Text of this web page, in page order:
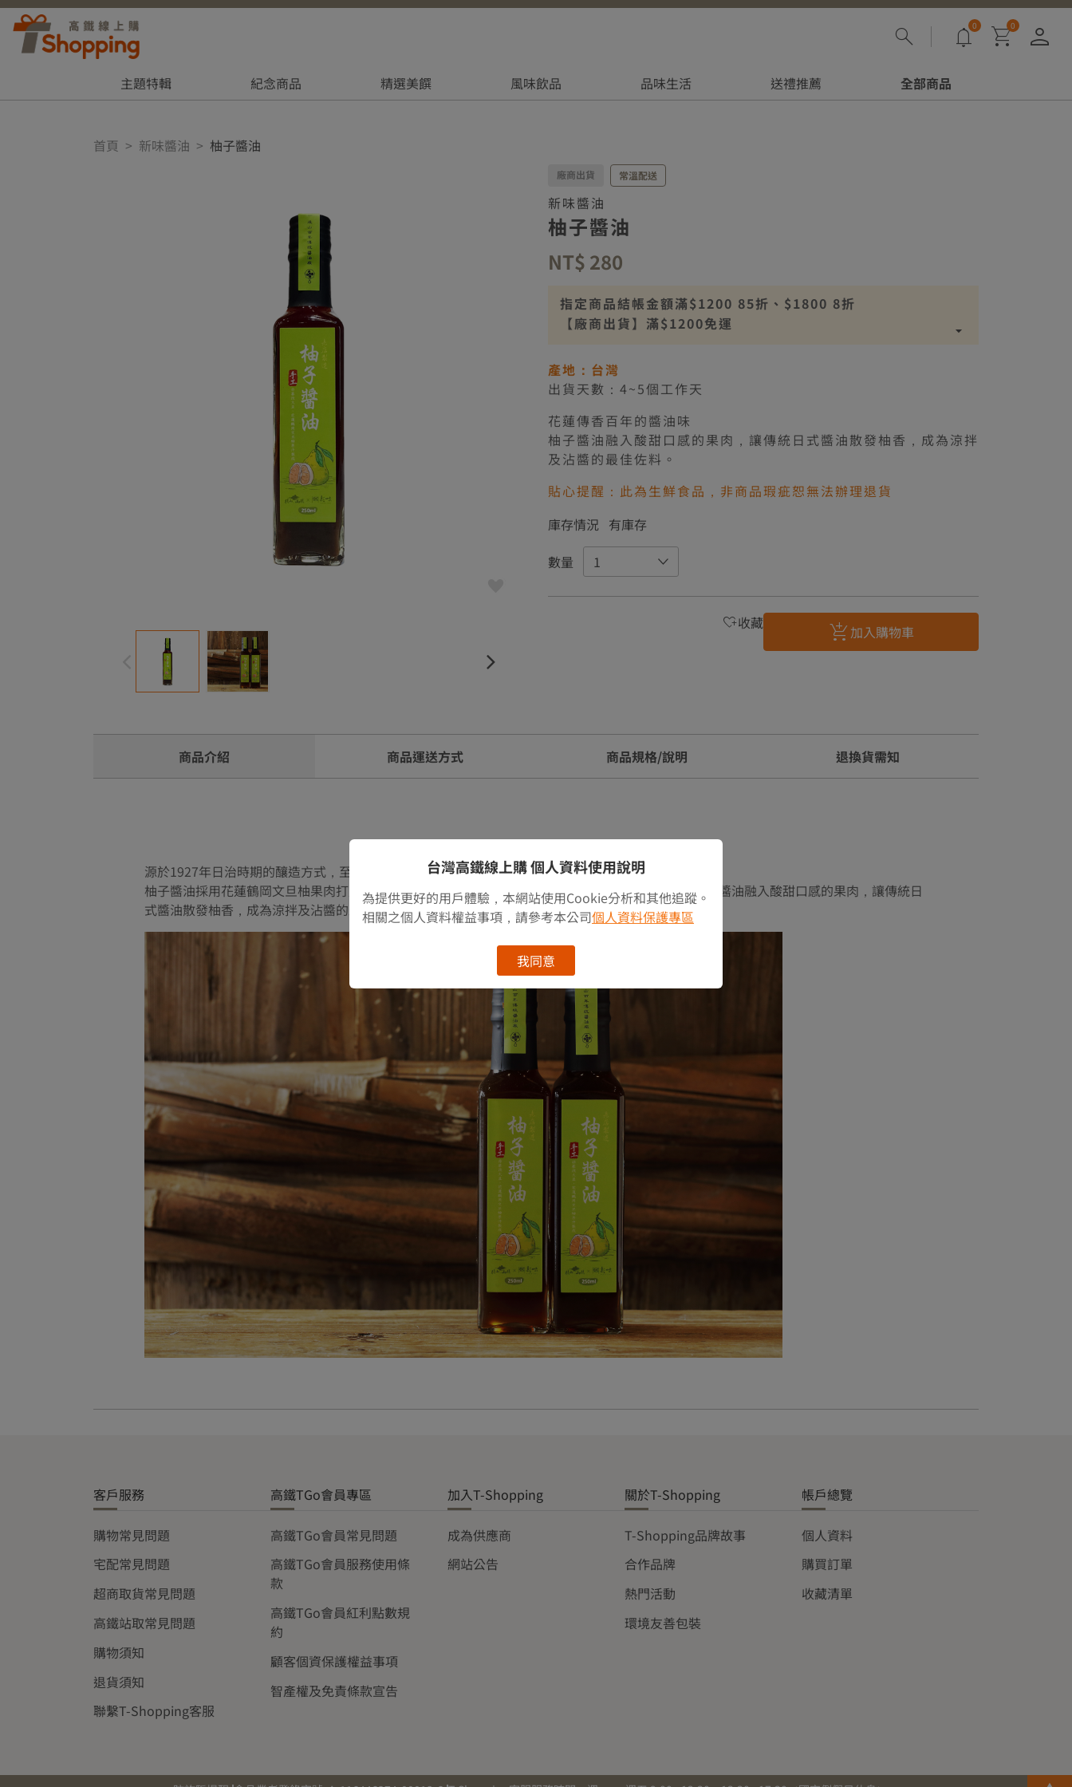
0 0 登
主題特輯 紀念商品 精選美饌 風味飲品 品味生活 送禮推薦 全部商品
首頁 新味醬油 柚子醬油
廠商出貨 常溫配送
新味醬油
柚子醬油
NT$ 280
指定商品結帳金額滿$1200 85折、$1800 8折
【廠商出貨】滿$1200免運
產地：台灣
出貨天數：4~5個工作天
花蓮傳香百年的醬油味
柚子醬油融入酸甜口感的果肉，讓傳統日式醬油散發柚香，成為涼拌
及沾醬的最佳佐料。
貼心提醒：此為生鮮食品，非商品瑕疵恕無法辦理退貨
庫存情況 有庫存
數量
收藏 加入購物車
商品介紹 商品運送方式 商品規格/說明 退換貨需知
源於1927年日治時期的釀造方式，至今依舊堅持傳統釀造技術。
柚子醬油採用花蓮鶴岡文旦柚果肉打成果汁所調配而成，無添加任何色素或甜味劑等成分所製成，柚子醬油融入酸甜口感的果肉，讓傳統日
式醬油散發柚香，成為涼拌及沾醬的最佳佐料，為即將到來的夏天，帶來清爽的口感。
客戶服務
購物常見問題
宅配常見問題
超商取貨常見問題
高鐵站取常見問題
購物須知
退貨須知
聯繫T-Shopping客服
高鐵TGo會員專區
高鐵TGo會員常見問題
高鐵TGo會員服務使用條
款
高鐵TGo會員紅利點數規
約
顧客個資保護權益事項
智產權及免責條款宣告
加入T-Shopping
成為供應商
網站公告
關於T-Shopping
T-Shopping品牌故事
合作品牌
熱門活動
環境友善包裝
帳戶總覽
個人資料
購買訂單
收藏清單
台灣高鐵線上購 個人資料使用說明
為提供更好的用戶體驗，本網站使用Cookie分析和其他追蹤。
相關之個人資料權益事項，請參考本公司個人資料保護專區
我同意